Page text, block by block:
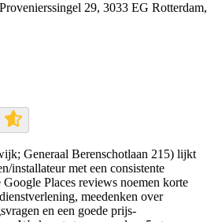
29, 3033 EG Rotterdam,
Generaal Berenschotlaan 215) lijkt
installateur met een consistente
Google Places reviews noemen korte
meedenken over
en een goede prijs-